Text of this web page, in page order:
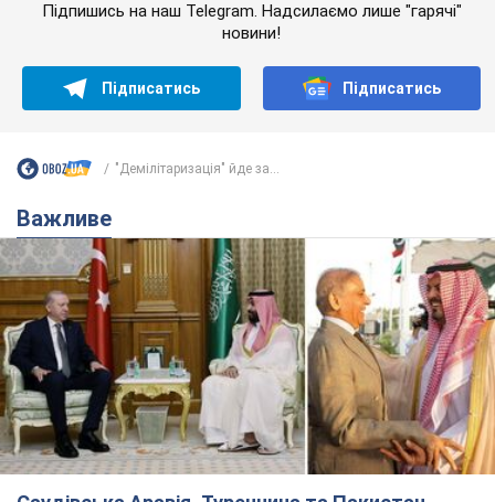
Підпишись на наш Telegram. Надсилаємо лише "гарячі"
новини!
Підписатись Підписатись
"Демілітаризація" йде за...
Важливе